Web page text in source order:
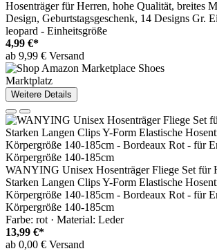
Hosenträger für Herren, hohe Qualität, breites
Design, Geburtstagsgeschenk, 14 Designs Gr.
leopard - Einheitsgröße
4,99 €*
ab 9,99 € Versand
Marktplatz
Weitere Details
WANYING Unisex Hosenträger Fliege Set für
Starken Langen Clips Y-Form Elastische
Körpergröße 140-185cm - Bordeaux Rot - für
Körpergröße 140-185cm
Farbe: rot · Material: Leder
13,99 €*
ab 0,00 € Versand